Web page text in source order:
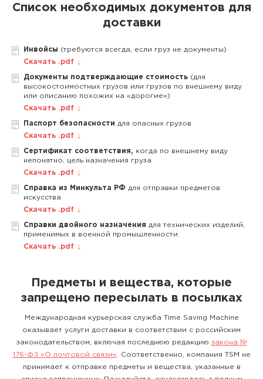
Список необходимых документов для
доставки
Инвойсы (требуются всегда, если груз не документы)
Скачать .pdf
Документы подтверждающие стоимость (для
высокостоимостных грузов или грузов по внешнему виду
или описанию похожих на «дорогие»)
Скачать .pdf
Паспорт безопасности для опасных грузов
Скачать .pdf
Сертификат соответствия, когда по внешнему виду
непонятно, цель назначения груза
Скачать .pdf
Справка из Минкульта РФ для отправки предметов
искусства
Скачать .pdf
Справки двойного назначения для технических изделий,
применимых в военной промышленности
Скачать .pdf
Предметы и вещества, которые
запрещено пересылать в посылках
Международная курьерская служба Time Saving Machine
оказывает услуги доставки в соответствии с российским
законодательством, включая последнюю редакцию закона №
176-ФЗ «О почтовой связи» . Соответственно, компания TSM не
принимает к отправке предметы и вещества, указанные в